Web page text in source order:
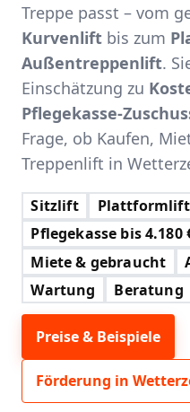
Treppe passt – vom
Kurvenlift bis zum
Außentreppenlift.
Einschätzung zu
Pflegekasse-
Frage, ob Kaufen,
Treppenlift in
Sitzlift Plattformlift
Pflegekasse bis 4.180
Miete & gebraucht
Wartung
Beratung
Preise & Beispiele
Förderung in